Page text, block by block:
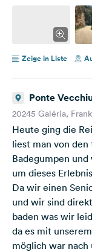
Zeige in Liste
Ponte
20245 Galéria,
Heute ging die
liest man von
Badegumpen und
um dieses
Da wir einen
und wir sind
baden was wir
da es mit
möglich war nach